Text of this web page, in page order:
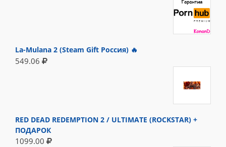
La-Mulana 2 (Steam Gift Россия) 🔥
549.06
RED DEAD REDEMPTION 2 / ULTIMATE (ROCKSTAR) +
ПОДАРОК
1099.00